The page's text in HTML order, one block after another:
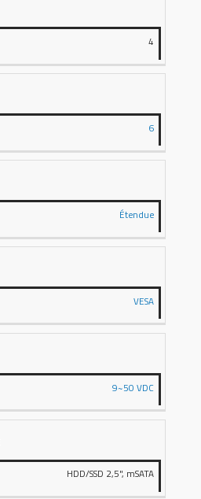
4
6
Étendue
VESA
9~50 VDC
HDD/SSD 2,5", mSATA